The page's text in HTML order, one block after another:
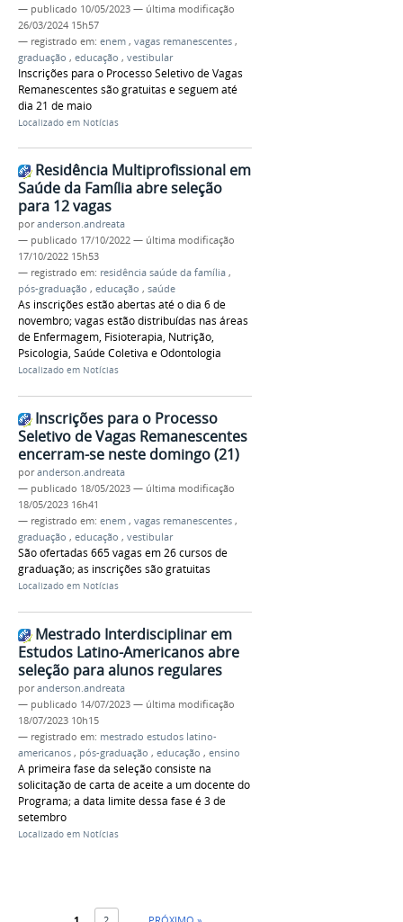
— publicado 10/05/2023 — última modificação
26/03/2024 15h57
— registrado em: enem , vagas remanescentes ,
graduação , educação , vestibular
Inscrições para o Processo Seletivo de Vagas
Remanescentes são gratuitas e seguem até
dia 21 de maio
Localizado em Notícias
Residência Multiprofissional em
Saúde da Família abre seleção
para 12 vagas
poranderson.andreata
— publicado 17/10/2022 — última modificação
17/10/2022 15h53
— registrado em: residência saúde da família ,
pós-graduação , educação , saúde
As inscrições estão abertas até o dia 6 de
novembro; vagas estão distribuídas nas áreas
de Enfermagem, Fisioterapia, Nutrição,
Psicologia, Saúde Coletiva e Odontologia
Localizado em Notícias
Inscrições para o Processo
Seletivo de Vagas Remanescentes
encerram-se neste domingo (21)
poranderson.andreata
— publicado 18/05/2023 — última modificação
18/05/2023 16h41
— registrado em: enem , vagas remanescentes ,
graduação , educação , vestibular
São ofertadas 665 vagas em 26 cursos de
graduação; as inscrições são gratuitas
Localizado em Notícias
Mestrado Interdisciplinar em
Estudos Latino-Americanos abre
seleção para alunos regulares
poranderson.andreata
— publicado 14/07/2023 — última modificação
18/07/2023 10h15
— registrado em: mestrado estudos latino-
americanos , pós-graduação , educação , ensino
A primeira fase da seleção consiste na
solicitação de carta de aceite a um docente do
Programa; a data limite dessa fase é 3 de
setembro
Localizado em Notícias